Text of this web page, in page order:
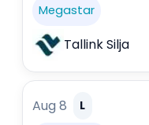
Megastar
Tallink Silja
Aug 8 L